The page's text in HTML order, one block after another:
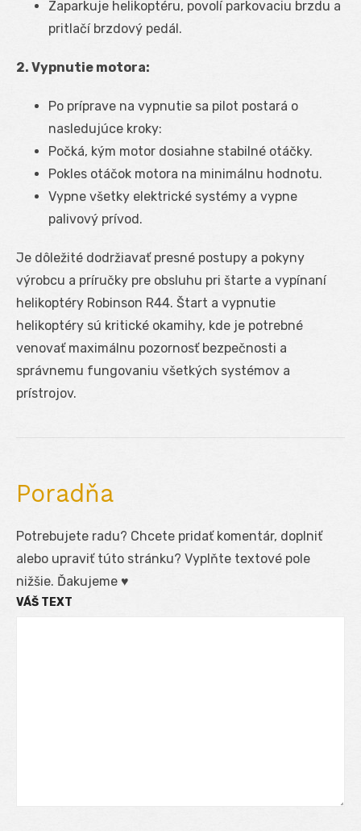
Zaparkuje helikoptéru, povolí parkovaciu brzdu a
pritlačí brzdový pedál.
2. Vypnutie motora:
Po príprave na vypnutie sa pilot postará o
nasledujúce kroky:
Počká, kým motor dosiahne stabilné otáčky.
Pokles otáčok motora na minimálnu hodnotu.
Vypne všetky elektrické systémy a vypne
palivový prívod.
Je dôležité dodržiavať presné postupy a pokyny
výrobcu a príručky pre obsluhu pri štarte a vypínaní
helikoptéry Robinson R44. Štart a vypnutie
helikoptéry sú kritické okamihy, kde je potrebné
venovať maximálnu pozornosť bezpečnosti a
správnemu fungovaniu všetkých systémov a
prístrojov.
Poradňa
Potrebujete radu? Chcete pridať komentár, doplniť
alebo upraviť túto stránku? Vyplňte textové pole
nižšie. Ďakujeme ♥
VÁŠ TEXT